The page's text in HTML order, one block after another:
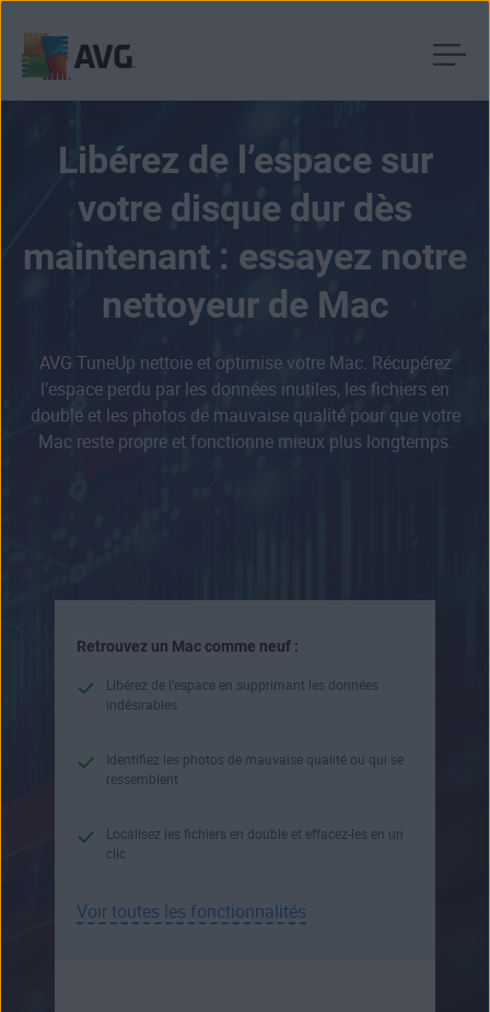
contenuLibérez de l’espace sur
votre disque dur dès
maintenant : essayez notre
nettoyeur de Mac
AVG TuneUp nettoie et optimise votre Mac. Récupérez
l’espace perdu par les données inutiles, les fichiers en
double et les photos de mauvaise qualité pour que votre
Mac reste propre et fonctionne mieux plus longtemps.
Retrouvez un Mac comme neuf :
Libérez de l’espace en supprimant les données
indésirables
Identifiez les photos de mauvaise qualité ou qui se
ressemblent
Localisez les fichiers en double et effacez-les en un
clic
Voir toutes les fonctionnalités